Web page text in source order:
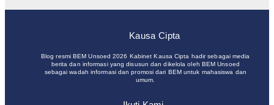
Kausa Cipta
Blog resmi BEM Unsoed 2026 Kabinet Kausa Cipta hadir sebagai media
berita dan informasi yang disusun dan dikelola oleh BEM Unsoed
sebagai wadah informasi dan promosi dari BEM untuk mahasiswa dan
umum.